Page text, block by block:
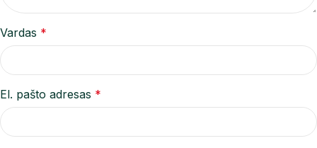
Vardas *
El. pašto adresas *